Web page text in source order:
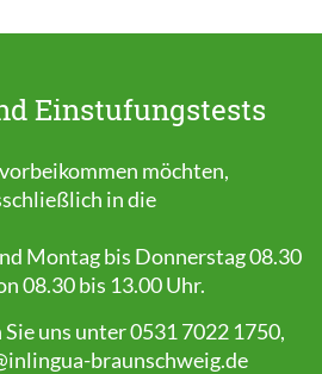
Einstufungstests
möchten,
in die
Montag bis Donnerstag 08.30
08.30 bis 13.00 Uhr.
uns unter 0531 7022 1750,
braunschweig.de